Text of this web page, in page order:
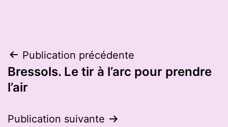
Navigation
de
Publication précédente
Bressols. Le tir à l’arc pour prendre
l’air
Publication suivante